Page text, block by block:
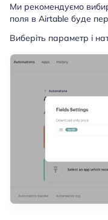
Ми рекомендуємо
поля в Airtable буде
Виберіть параметр і